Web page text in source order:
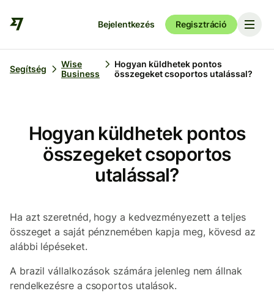
Bejelentkezés Regisztráció
Segítség
Wise
Business
Hogyan küldhetek pontos
összegeket csoportos utalással?
Hogyan küldhetek pontos
összegeket csoportos
utalással?
Ha azt szeretnéd, hogy a kedvezményezett a teljes
összeget a saját pénznemében kapja meg, kövesd az
alábbi lépéseket.
A brazil vállalkozások számára jelenleg nem állnak
rendelkezésre a csoportos utalások.